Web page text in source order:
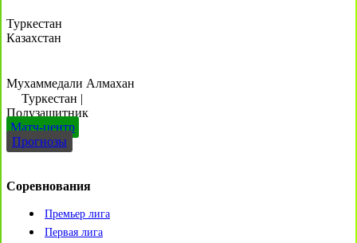
Туркестан
Казахстан
Мухаммедали Алмахан
Туркестан |
Полузащитник
Матч-центр
Прогнозы
Соревнования
Премьер лига
Первая лига